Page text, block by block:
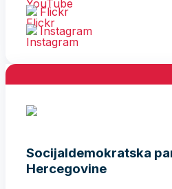
Flickr
Instagram
Socijaldemokratska
Hercegovine